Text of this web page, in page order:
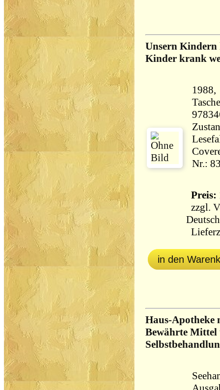
Unsern Kindern
Kinder krank
Nr.:
Preis:
zzgl.
in den
Haus-Apotheke
Bewährte Mittel